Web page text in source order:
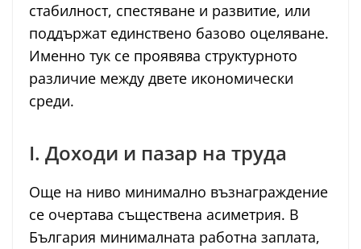
стабилност, спестяване и развитие, или
поддържат единствено базово оцеляване.
Именно тук се проявява структурното
различие между двете икономически
среди.
I. Доходи и пазар на труда
Още на ниво минимално възнаграждение
се очертава съществена асиметрия. В
България минималната работна заплата,